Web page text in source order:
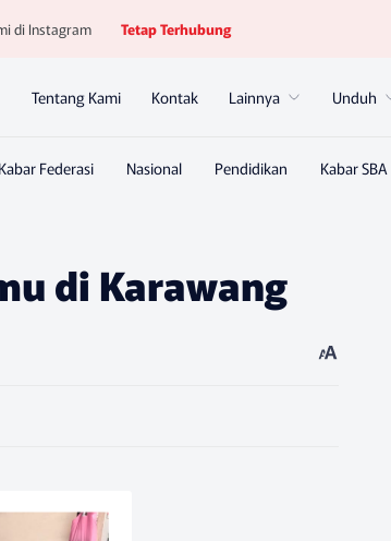
di Instagram Tetap Terhubung
Tentang Kami Kontak Lainnya Unduh
di Karawang